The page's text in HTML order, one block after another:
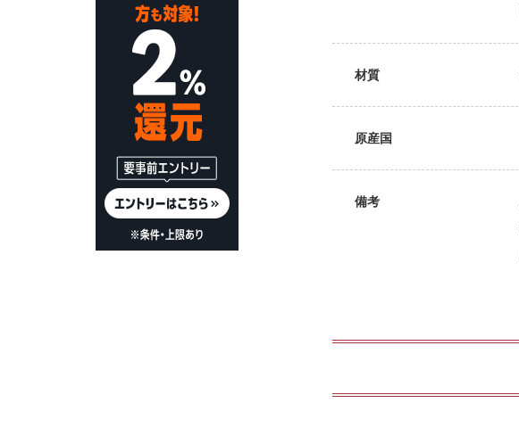
材質
原産国
備考